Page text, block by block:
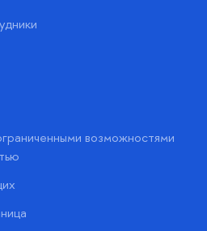
возможностями